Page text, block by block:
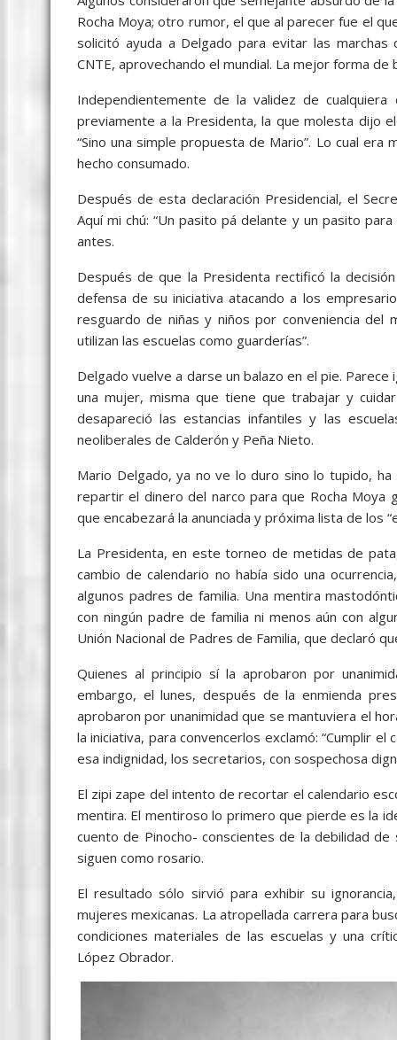
Rocha Moya; otro rumor, el que al parecer fue el
solicitó ayuda a Delgado para evitar las marchas
CNTE, aprovechando el mundial. La mejor forma
Independientemente de la validez de
previamente a la Presidenta, la que molesta dijo
“Sino una simple propuesta de Mario”. Lo cual
hecho consumado.
Después de esta declaración Presidencial, el
Aquí mi chú: “Un pasito pá delante y un pasito
antes.
Después de que la Presidenta rectificó la
defensa de su iniciativa atacando a los
resguardo de niñas y niños por conveniencia del
utilizan las escuelas como guarderías”.
Delgado vuelve a darse un balazo en el pie.
una mujer, misma que tiene que trabajar y
desapareció las estancias infantiles y las
neoliberales de Calderón y Peña Nieto.
Mario Delgado, ya no ve lo duro sino lo tupido,
repartir el dinero del narco para que Rocha Moya
que encabezará la anunciada y próxima lista de los
La Presidenta, en este torneo de metidas de
cambio de calendario no había sido una
algunos padres de familia. Una mentira
con ningún padre de familia ni menos aún con
Unión Nacional de Padres de Familia, que declaró
Quienes al principio sí la aprobaron por
embargo, el lunes, después de la enmienda
aprobaron por unanimidad que se mantuviera el
la iniciativa, para convencerlos exclamó: “Cumplir
esa indignidad, los secretarios, con sospechosa
El zipi zape del intento de recortar el calendario
mentira. El mentiroso lo primero que pierde es la
cuento de Pinocho- conscientes de la debilidad
siguen como rosario.
El resultado sólo sirvió para exhibir su
mujeres mexicanas. La atropellada carrera para
condiciones materiales de las escuelas y una
López Obrador.